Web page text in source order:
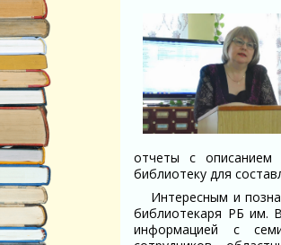
отчеты с описанием
библиотеку для
Интересным и
библиотекаря РБ им.
информацией с